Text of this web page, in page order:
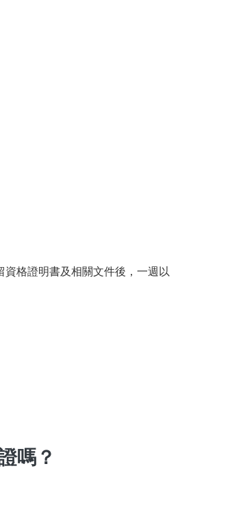
格證明書及相關文件後，一週以
嗎？